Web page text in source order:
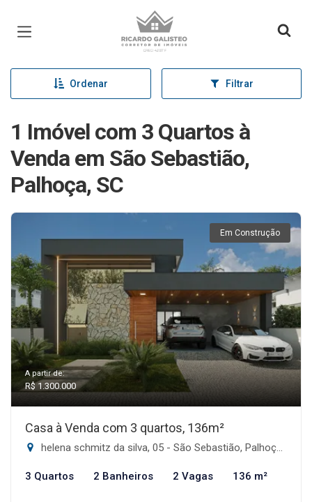
Página inicial
Ordenar Filtrar
1 Imóvel com 3 Quartos à
Venda em São Sebastião,
Palhoça, SC
Em Construção
A partir de:
R$ 1.300.000
Casa à Venda com 3 quartos, 136m²
helena schmitz da silva, 05 - São Sebastião, Palhoça-SC
3 Quartos 2 Banheiros 2 Vagas 136 m²